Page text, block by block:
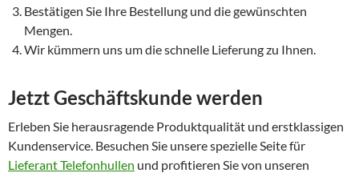
Bestätigen Sie Ihre Bestellung und die gewünschten
Mengen.
Wir kümmern uns um die schnelle Lieferung zu Ihnen.
Jetzt Geschäftskunde werden
Erleben Sie herausragende Produktqualität und erstklassigen
Kundenservice. Besuchen Sie unsere spezielle Seite für
Lieferant Telefonhullen und profitieren Sie von unseren